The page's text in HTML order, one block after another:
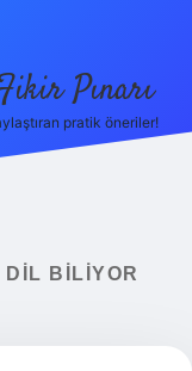
Pınarı
pratik öneriler!
BILIYOR